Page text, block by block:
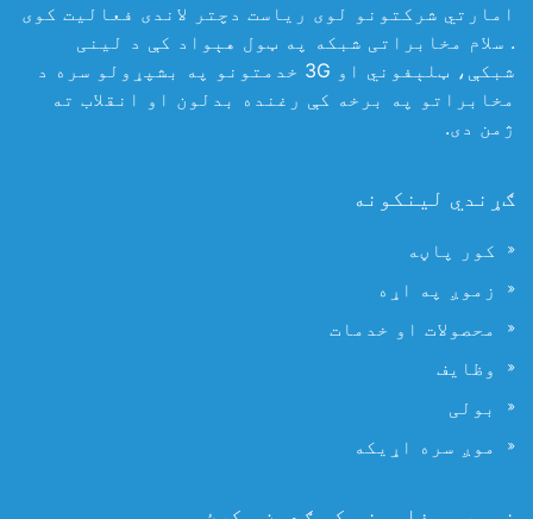
امارتي شرکتونو لوی ریاست دچتر لاندی فعالیت کوی
. سلام مخابراتی شبکه په ټول هېواد کې د لینی
شبکې، ټلېفوني او 3G خدمتونو په بشپړولو سره د
مخابراتو په برخه کې رغنده بدلون او انقلاب ته
ژمن دی.
ګړندي لینکونه
کور پاڼه
زموږ په اړه
محصولات او خدمات
وظایف
بولی
موږ سره اړیکه